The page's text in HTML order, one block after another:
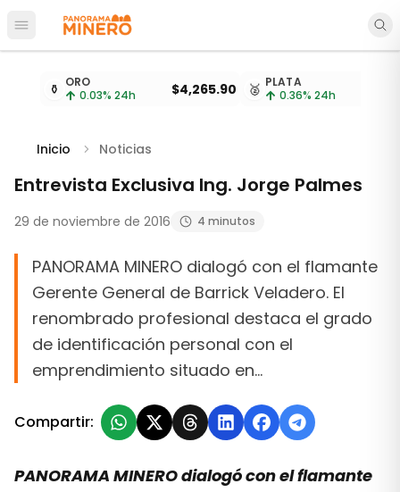
Abrir menú principal
Cotizaciones de metales actualizadas cada 15
⚱️ ORO
0.03% 24h $4,265.90 🥈 PLATA
0.36% 24h
Inicio Noticias
Entrevista Exclusiva Ing. Jorge Palmes
29 de noviembre de 2016 4 minutos
PANORAMA MINERO dialogó con el flamante
Gerente General de Barrick Veladero. El
renombrado profesional destaca el grado
de identificación personal con el
emprendimiento situado en…
Compartir:
PANORAMA MINERO dialogó con el flamante